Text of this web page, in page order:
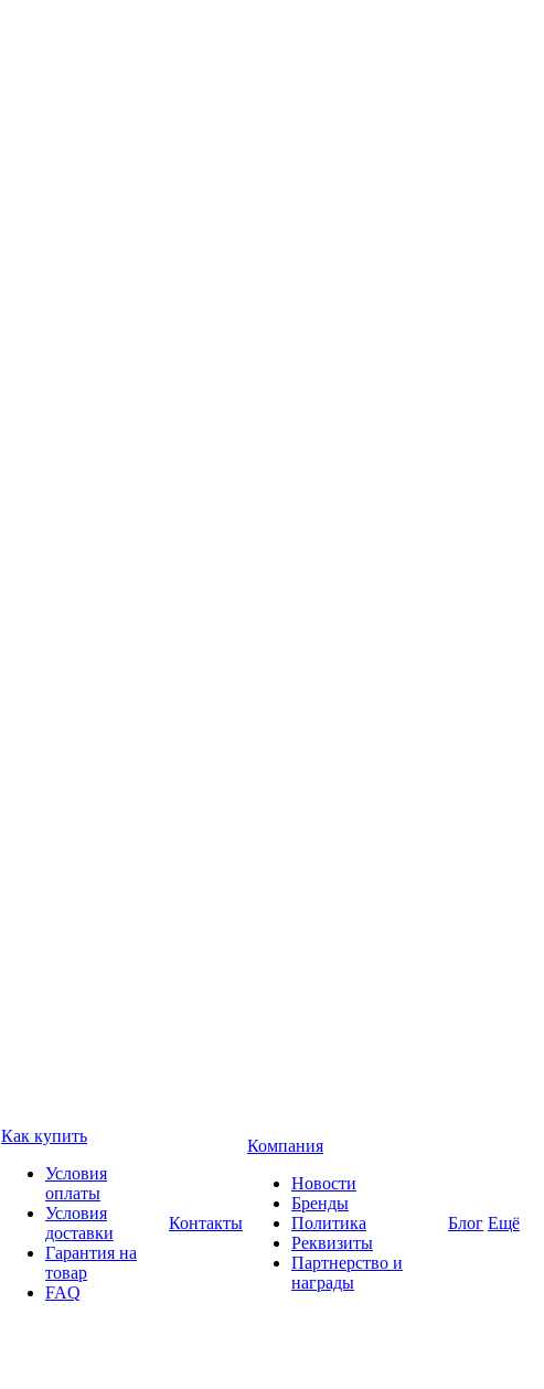
Как купить
Условия
оплаты
Условия
доставки
Гарантия на
товар
FAQ
Контакты
Компания
Новости
Бренды
Политика
Реквизиты
Партнерство и
награды
Блог Ещё